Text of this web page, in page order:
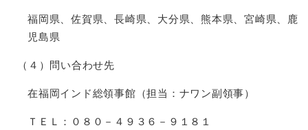
福岡県、佐賀県、長崎県、大分県、熊本県、宮崎県、鹿
児島県
（４）問い合わせ先
在福岡インド総領事館（担当：ナワン副領事）
ＴＥＬ：０８０－４９３６－９１８１